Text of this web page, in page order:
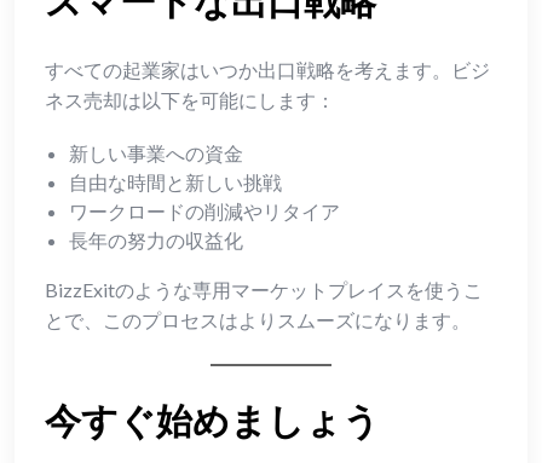
すべての起業家はいつか出口戦略を考えます。ビジ
ネス売却は以下を可能にします：
新しい事業への資金
自由な時間と新しい挑戦
ワークロードの削減やリタイア
長年の努力の収益化
BizzExitのような専用マーケットプレイスを使うこ
とで、このプロセスはよりスムーズになります。
今すぐ始めましょう